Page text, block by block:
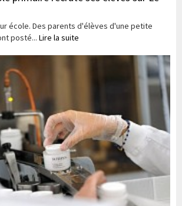
école. Des parents d'élèves d'une petite
posté... Lire la suite